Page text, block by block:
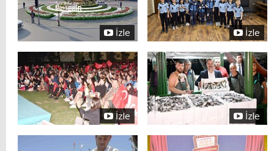
İzle İzle
İzle İzle